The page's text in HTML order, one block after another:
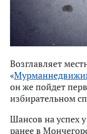
Возглавляет
«
он же пойдет
избирательном
Шансов на успех
ранее в